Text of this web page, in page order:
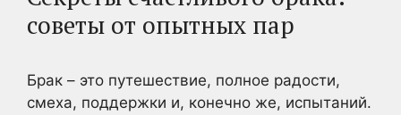
советы от опытных пар
Брак – это путешествие, полное радости,
смеха, поддержки и, конечно же, испытаний.